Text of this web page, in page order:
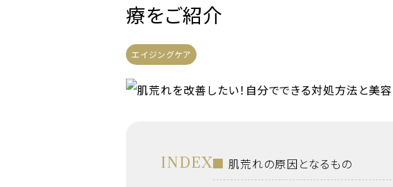
療をご紹介
エイジングケア
INDEX
肌荒れの原因となるもの